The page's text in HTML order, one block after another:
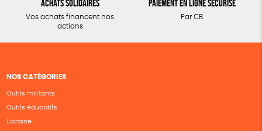
Achats solidaires
Vos achats financent nos
actions
Paiement en ligne sécurisé
Par CB
NOS CATÉGORIES
Outils militants
Outils éducatifs
Librairie